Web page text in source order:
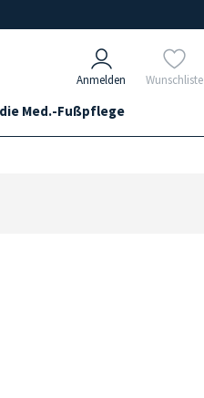
Anmelden Wunschliste
Med.-Fußpflege